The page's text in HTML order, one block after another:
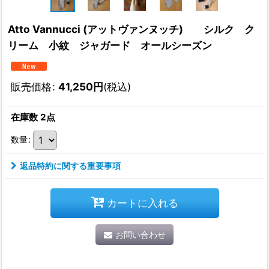
Atto Vannucci (アットヴァンヌッチ) シルク ク
リーム 小紋 ジャガード オールシーズン
販売価格: 41,250円(税込)
在庫数 2点
数量:
返品特約に関する重要事項
カートに入れる
お問い合わせ